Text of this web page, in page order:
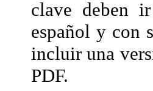
clave deben
español y con
incluir una
PDF.